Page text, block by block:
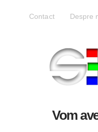
Contact Despre
Vom